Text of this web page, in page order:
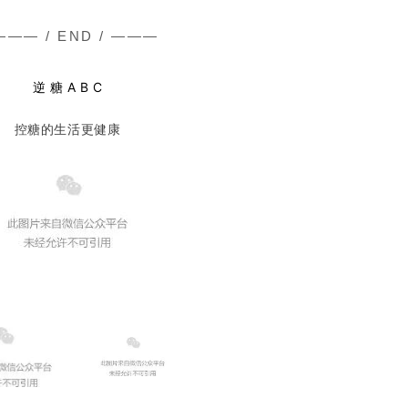
/ END / ———
逆 糖 A B C
控糖的生活更健康